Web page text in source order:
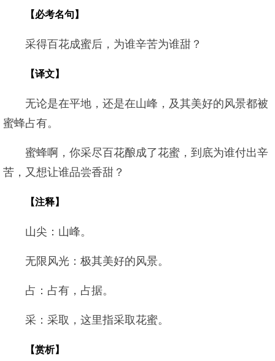
【必考名句】
采得百花成蜜后，为谁辛苦为谁甜？
【译文】
无论是在平地，还是在山峰，及其美好的风景都被
蜜蜂占有。
蜜蜂啊，你采尽百花酿成了花蜜，到底为谁付出辛
苦，又想让谁品尝香甜？
【注释】
山尖：山峰。
无限风光：极其美好的风景。
占：占有，占据。
采：采取，这里指采取花蜜。
【赏析】